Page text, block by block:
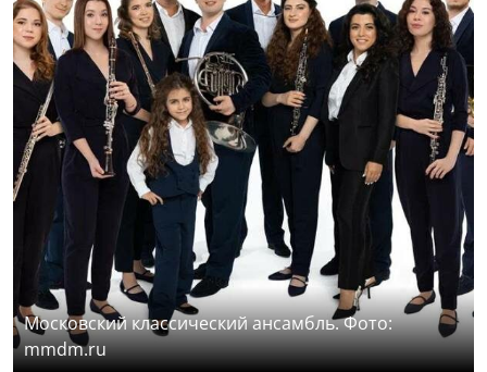
Московский классический ансамбль. Фото:
mmdm.ru